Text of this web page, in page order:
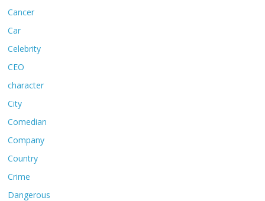
Cancer
Car
Celebrity
CEO
character
City
Comedian
Company
Country
Crime
Dangerous